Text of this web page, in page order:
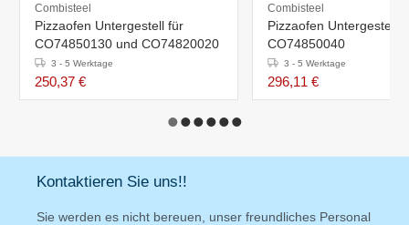
Combisteel
Pizzaofen Untergestell für
CO74850130 und CO74820020
3 - 5 Werktage
250,37 €
Combisteel
Pizzaofen Untergestell
CO74850040
3 - 5 Werktage
296,11 €
Kontaktieren Sie uns!!
Sie werden es nicht bereuen, unser freundliches Personal